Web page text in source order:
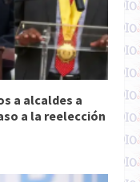
a alcaldes a
a la reelección